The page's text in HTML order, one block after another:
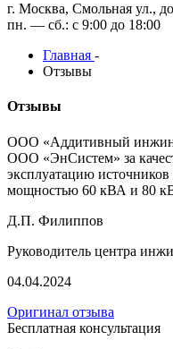
г. Москва, Смольная ул.,
пн. — сб.: с 9:00 до 18:00
Главная -
Отзывы
Отзывы
ООО «Аддитивный
ООО «ЭнСистем» за
эксплуатацию
мощностью 60 кВА и 80
Д.П. Филиппов
Руководитель центра
04.04.2024
Оригинал отзыва
Бесплатная консультация